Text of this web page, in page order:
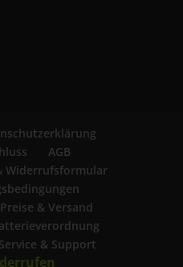
AGB
Widerrufsformular
Preise & Versand
Service & Support